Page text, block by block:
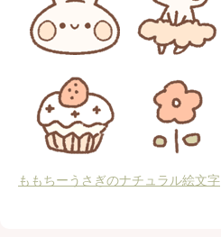
ももちーうさぎのナチュラル絵文字